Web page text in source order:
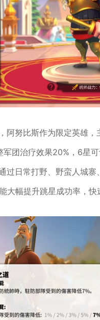
阿努比斯作为限定英雄
团治疗效果20%，6星
过日常打野、野蛮人城
大幅提升跳星成功率，快